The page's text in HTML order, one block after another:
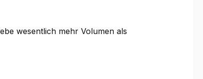
wesentlich mehr Volumen als